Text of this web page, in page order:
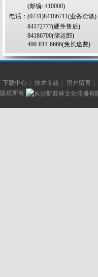
(邮编: 410000)
电话：(0731)84186711(业务洽谈)
84172777(硬件售后)
84186700(储运部)
400-814-6666(免长途费)
下载中心 技术专题 用户留言
版权所有